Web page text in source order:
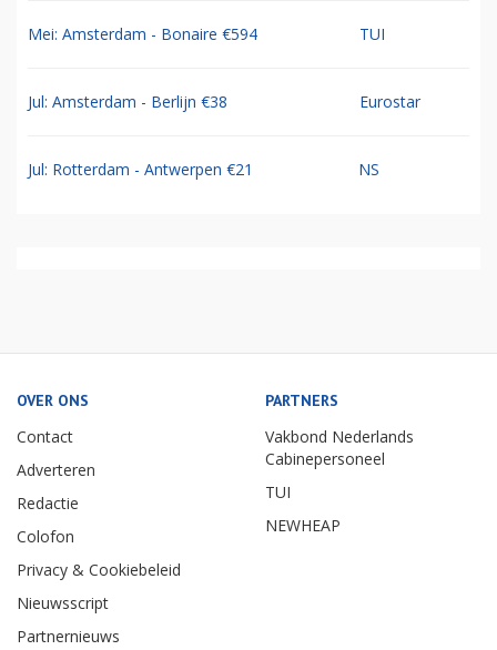
Mei: Amsterdam - Bonaire €594 TUI
Jul: Amsterdam - Berlijn €38 Eurostar
Jul: Rotterdam - Antwerpen €21 NS
OVER ONS
Contact
Adverteren
Redactie
Colofon
Privacy & Cookiebeleid
Nieuwsscript
Partnernieuws
PARTNERS
Vakbond Nederlands
Cabinepersoneel
TUI
NEWHEAP